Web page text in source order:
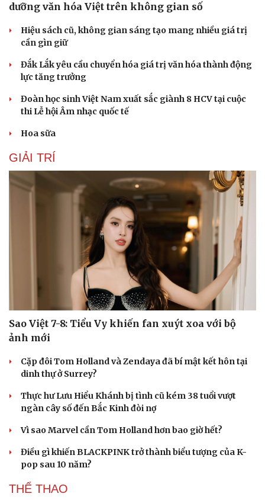
dưỡng văn hóa Việt trên không gian số
Hiệu sách cũ, không gian sáng tạo mang nhiều giá trị
cần gìn giữ
Đắk Lắk yêu cầu chuyển hóa giá trị văn hóa thành động
lực tăng trưởng
Đoàn học sinh Việt Nam xuất sắc giành 8 HCV tại cuộc
thi Lễ hội Âm nhạc quốc tế
Hoa sữa
GIẢI TRÍ
Sao Việt 7-8: Tiểu Vy khiến fan xuýt xoa với bộ
ảnh mới
Cặp đôi Tom Holland và Zendaya đã bí mật kết hôn tại
dinh thự ở Surrey?
Thực hư Lưu Hiểu Khánh bị tình cũ kém 38 tuổi vượt
ngàn cây số đến Bắc Kinh đòi nợ
Vì sao Marvel cần Tom Holland hơn bao giờ hết?
Điều gì khiến BLACKPINK trở thành biểu tượng của K-
pop sau 10 năm?
THỂ THAO